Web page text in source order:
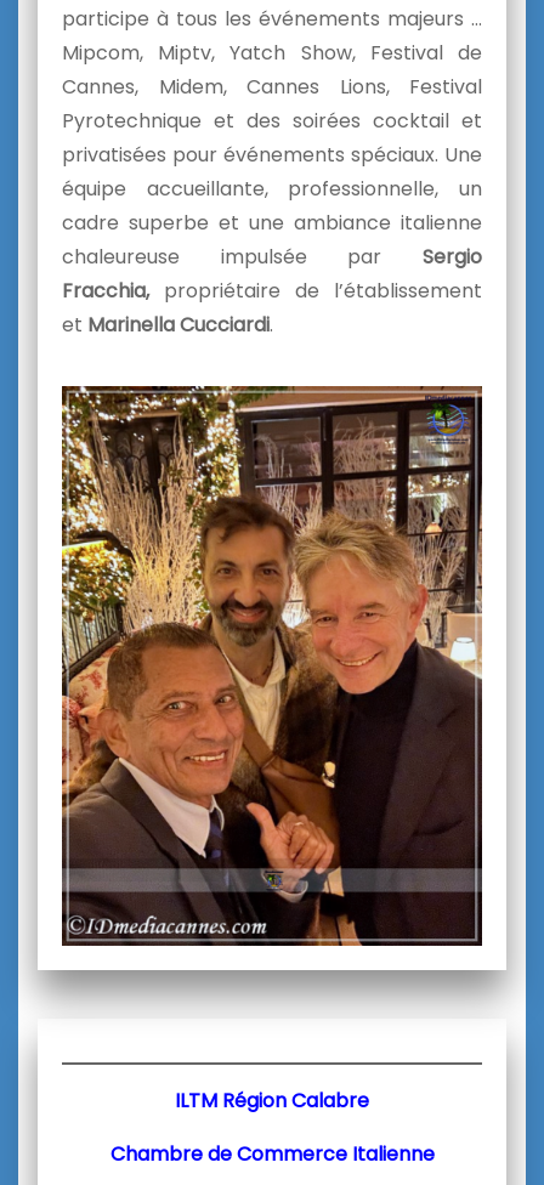
participe à tous les événements majeurs …
Mipcom, Miptv, Yatch Show, Festival de
Cannes, Midem, Cannes Lions, Festival
Pyrotechnique et des soirées cocktail et
privatisées pour événements spéciaux. Une
équipe accueillante, professionnelle, un
cadre superbe et une ambiance italienne
chaleureuse impulsée par Sergio
Fracchia,propriétaire de l’établissement
et Marinella Cucciardi.
ILTM Région Calabre
Chambre de Commerce Italienne